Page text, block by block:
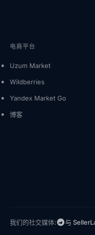
电商平台
Uzum Market
Wildberries
Yandex Market Go
博客
我们的社交媒体: 与